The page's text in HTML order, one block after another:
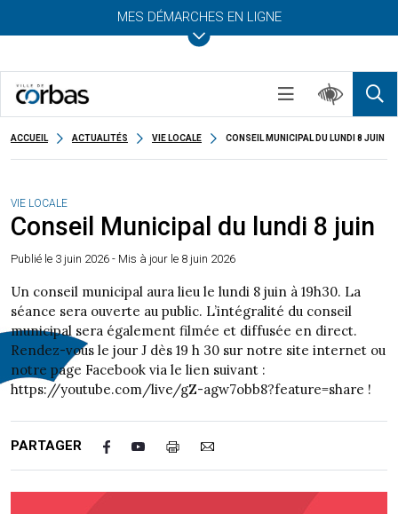
MES DÉMARCHES EN LIGNE
ACCUEIL ACTUALITÉS VIE LOCALE CONSEIL MUNICIPAL DU LUNDI 8 JUIN
VIE LOCALE
Conseil Municipal du lundi 8 juin
Publié le 3 juin 2026 - Mis à jour le 8 juin 2026
Un conseil municipal aura lieu le lundi 8 juin à 19h30. La
séance sera ouverte au public. L’intégralité du conseil
municipal sera également filmée et diffusée en direct.
Rendez-vous le jour J dès 19 h 30 sur notre site internet ou
notre page Facebook via le lien suivant :
https://youtube.com/live/gZ-agw7obb8?feature=share !
PARTAGER